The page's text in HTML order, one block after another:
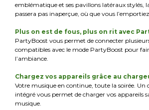
emblématique et ses pavillons latéraux stylés,
passera pas inaperçue, où que vous
Plus on est de fous, plus on rit avec
PartyBoost vous permet de connecter
compatibles avec le mode PartyBoost pour
l’ambiance.
Chargez vos appareils grâce au
Votre musique en continue, toute la soirée.
intégré vous permet de charger vos appareils
musique.